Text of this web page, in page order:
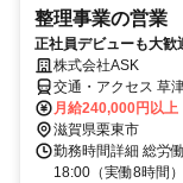
整理事業の営業
正社員デビューも大
株式会社ASK
交通・アクセス 草
月給240,000円以上
滋賀県栗東市
勤務時間詳細 総労
18:00（実働8時間